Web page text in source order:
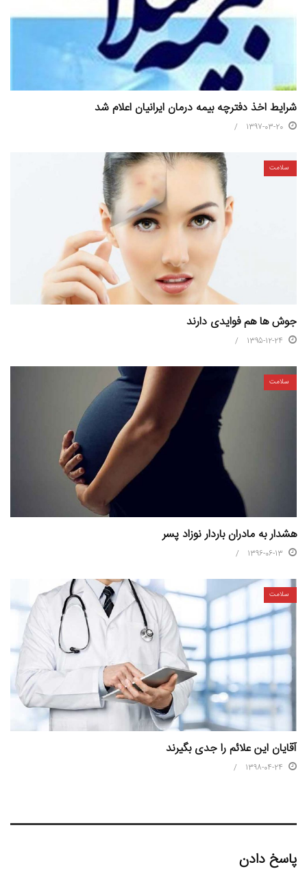
شرایط اخذ دفترچه بیمه درمان ایرانیان اعلام شد
1397-03-20
سلامت
جوش ها هم فوایدی دارند
1395-12-24
سلامت
هشدار به مادران باردار نوزاد پسر
1396-06-13
سلامت
آقایان این علائم را جدی بگیرند
1398-04-24
پاسخ دادن